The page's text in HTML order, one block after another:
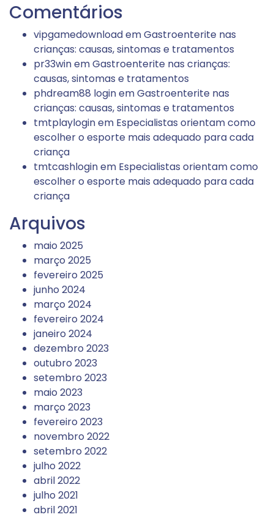
Comentários
vipgamedownloademGastroenterite nas
crianças: causas, sintomas e tratamentos
pr33winemGastroenterite nas crianças:
causas, sintomas e tratamentos
phdream88 loginemGastroenterite nas
crianças: causas, sintomas e tratamentos
tmtplayloginem Especialistas orientam como
escolher o esporte mais adequado para cada
criança
tmtcashloginem Especialistas orientam como
escolher o esporte mais adequado para cada
criança
Arquivos
maio 2025
março 2025
fevereiro 2025
junho 2024
março 2024
fevereiro 2024
janeiro 2024
dezembro 2023
outubro 2023
setembro 2023
maio 2023
março 2023
fevereiro 2023
novembro 2022
setembro 2022
julho 2022
abril 2022
julho 2021
abril 2021